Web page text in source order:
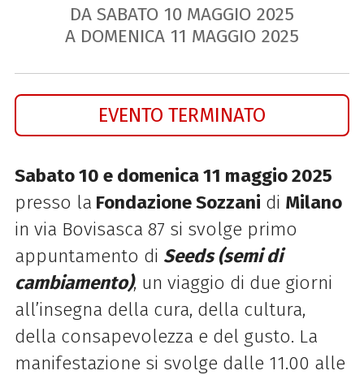
DA SABATO 10 MAGGIO 2025
A DOMENICA 11 MAGGIO 2025
EVENTO TERMINATO
Sabato 10 e domenica 11 maggio 2025
presso la Fondazione Sozzani di Milano
in via Bovisasca 87 si svolge primo
appuntamento di Seeds (semi di
cambiamento), un viaggio di due giorni
all’insegna della cura, della cultura,
della consapevolezza e del gusto. La
manifestazione si svolge dalle 11.00 alle